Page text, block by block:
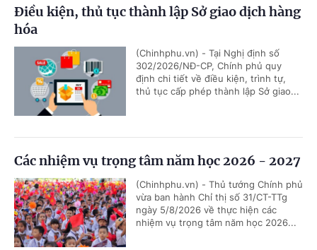
Điều kiện, thủ tục thành lập Sở giao dịch hàng
hóa
(Chinhphu.vn) - Tại Nghị định số
302/2026/NĐ-CP, Chính phủ quy
định chi tiết về điều kiện, trình tự,
thủ tục cấp phép thành lập Sở giao...
Các nhiệm vụ trọng tâm năm học 2026 - 2027
(Chinhphu.vn) - Thủ tướng Chính phủ
vừa ban hành Chỉ thị số 31/CT-TTg
ngày 5/8/2026 về thực hiện các
nhiệm vụ trọng tâm năm học 2026...